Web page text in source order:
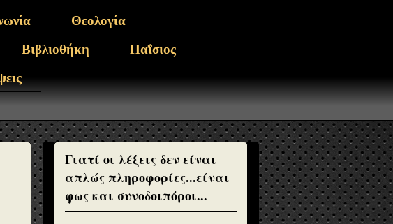
Θεολογία
Βιβλιοθήκη
Παΐσιος
Γιατί οι λέξεις δεν είναι
απλώς πληροφορίες...είναι
φως και συνοδοιπόροι...